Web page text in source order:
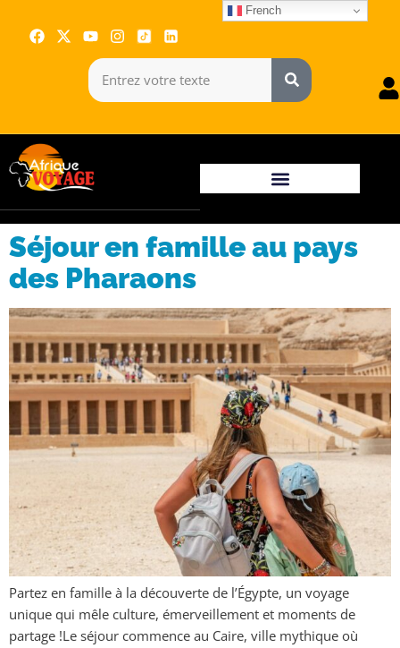
Séjour en famille au pays
des Pharaons
Partez en famille à la découverte de l’Égypte, un voyage
unique qui mêle culture, émerveillement et moments de
partage !Le séjour commence au Caire, ville mythique où
French